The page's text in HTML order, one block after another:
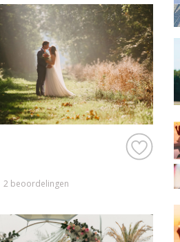
2 beoordelingen